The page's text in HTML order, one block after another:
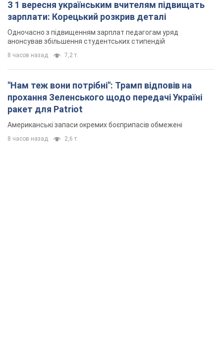
З 1 вересня українським вчителям підвищать
зарплати: Корецький розкрив деталі
Одночасно з підвищенням зарплат педагогам уряд
анонсував збільшення студентських стипендій
8 часов назад 7,2 т.
"Нам теж вони потрібні": Трамп відповів на
прохання Зеленського щодо передачі Україні
ракет для Patriot
Американські запаси окремих боєприпасів обмежені
8 часов назад 2,6 т.